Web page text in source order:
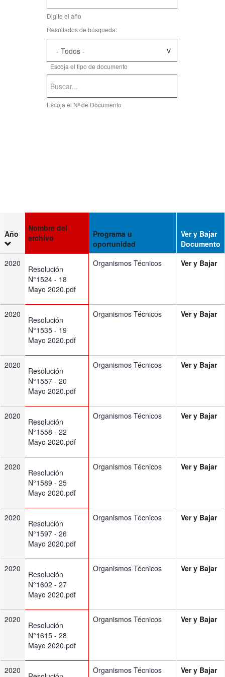
Fecha
Digite el año
Resultados de búsqueda:
Escoja el tipo de documento
Escoja el Nº de Documento
Año
Nombre del
archivo
Programa u
oportunidad
Ver y Bajar
Documento
2020
Resolución
N°1524 - 18
Mayo 2020.pdf
Organismos Técnicos Ver y Bajar
2020
Resolución
N°1535 - 19
Mayo 2020.pdf
Organismos Técnicos Ver y Bajar
2020
Resolución
N°1557 - 20
Mayo 2020.pdf
Organismos Técnicos Ver y Bajar
2020
Resolución
N°1558 - 22
Mayo 2020.pdf
Organismos Técnicos Ver y Bajar
2020
Resolución
N°1589 - 25
Mayo 2020.pdf
Organismos Técnicos Ver y Bajar
2020
Resolución
N°1597 - 26
Mayo 2020.pdf
Organismos Técnicos Ver y Bajar
2020
Resolución
N°1602 - 27
Mayo 2020.pdf
Organismos Técnicos Ver y Bajar
2020
Resolución
N°1615 - 28
Mayo 2020.pdf
Organismos Técnicos Ver y Bajar
2020 Organismos Técnicos Ver y Bajar